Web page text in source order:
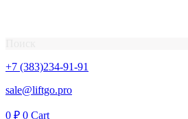
+7 (383)234-91-91
sale@liftgo.pro
0 ₽ 0 Cart